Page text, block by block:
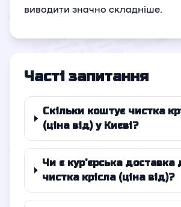
виводити значно складніше.
Часті запитання
Скільки коштує чистка
(ціна від) у Києві?
Чи є кур'єрська доставка
чистка крісла (ціна від)?